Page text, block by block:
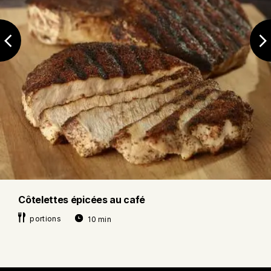
Cuissonaufour
Préchauffer le four à 230°C (450°F).
Cuire les côtes levées 10 à 12 minutes
sur une plaque recouverte de papier
parchemin.
Couper entre les os pour partager les
côtes levées.
Cuisson barbecue
Préchauffer le barbecue à intensité
Côtelettes épicées au café
portions 10 min